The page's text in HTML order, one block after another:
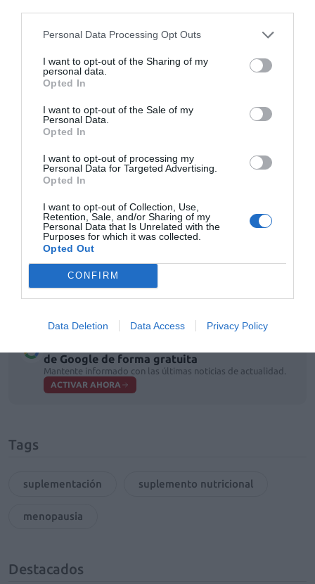
Personal Data Processing Opt Outs
I want to opt-out of the Sharing of my
personal data.
Opted In
I want to opt-out of the Sale of my
Personal Data.
Opted In
I want to opt-out of processing my
Personal Data for Targeted Advertising.
Opted In
I want to opt-out of Collection, Use,
Retention, Sale, and/or Sharing of my
Personal Data that Is Unrelated with the
Purposes for which it was collected.
Opted Out
CONFIRM
Data Deletion Data Access Privacy Policy
mental, sistema inmune y envejecimiento), ARG (acidez,
refflujo, gastritis), C3C (colon, crohn, colitis ulcerosa,
mental).
Asimismo, presentó su nueva línea Olyvia, de salud
femenina, formulada con extractos naturales. Serán 5
limpiador, una espuma y un bálsamo hidratante
externo. Espino amarillo y caléndula son dos de
sus ingredientes, sin antisépticos que alteren el
microbioma.
Los otros dos lanzamientos de la línea serán productos
sanitarios, que tardarán más tiempo en estar
disponibles en el mercado, debido a los estudios y
de Google de forma gratuita
Mantente informado con las últimas noticias de actualidad.
ACTIVAR AHORA
Tags
suplementación suplemento nutricional
menopausia
Destacados